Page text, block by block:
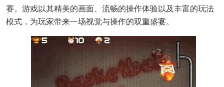
赛。游戏以其精美的画面、流畅的操作体验以及丰富的玩法
模式，为玩家带来一场视觉与操作的双重盛宴。